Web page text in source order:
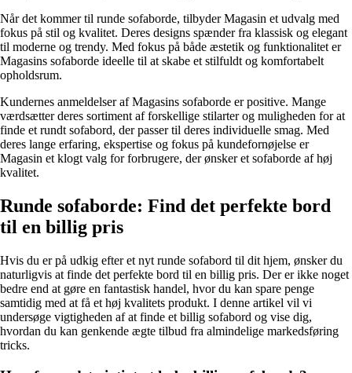
Når det kommer til runde sofaborde, tilbyder Magasin et udvalg med
fokus på stil og kvalitet. Deres designs spænder fra klassisk og elegant
til moderne og trendy. Med fokus på både æstetik og funktionalitet er
Magasins sofaborde ideelle til at skabe et stilfuldt og komfortabelt
opholdsrum.
Kundernes anmeldelser af Magasins sofaborde er positive. Mange
værdsætter deres sortiment af forskellige stilarter og muligheden for at
finde et rundt sofabord, der passer til deres individuelle smag. Med
deres lange erfaring, ekspertise og fokus på kundefornøjelse er
Magasin et klogt valg for forbrugere, der ønsker et sofaborde af høj
kvalitet.
Runde sofaborde: Find det perfekte bord
til en billig pris
Hvis du er på udkig efter et nyt runde sofabord til dit hjem, ønsker du
naturligvis at finde det perfekte bord til en billig pris. Der er ikke noget
bedre end at gøre en fantastisk handel, hvor du kan spare penge
samtidig med at få et høj kvalitets produkt. I denne artikel vil vi
undersøge vigtigheden af at finde et billig sofabord og vise dig,
hvordan du kan genkende ægte tilbud fra almindelige markedsføring
tricks.